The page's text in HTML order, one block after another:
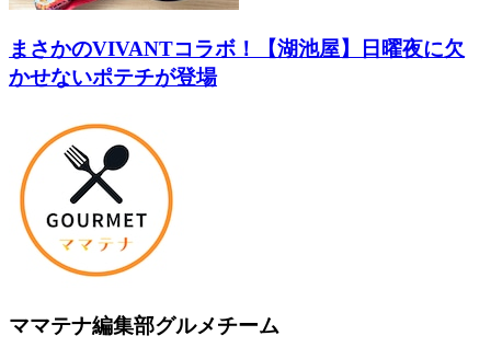
まさかのVIVANTコラボ！【湖池屋】日曜夜に欠
かせないポテチが登場
ママテナ編集部グルメチーム